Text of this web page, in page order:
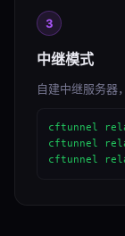
3
中继模式
自建中继服务器
cftunnel
cftunnel
cftunnel